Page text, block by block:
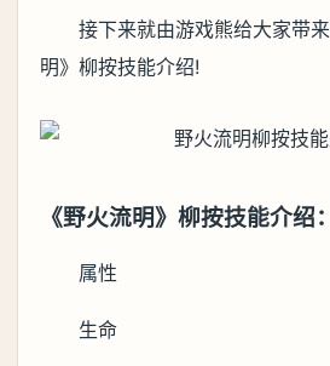
接下来就由游戏熊给大家带
明》柳按技能介绍!
《野火流明》柳按技能介绍：
属性
生命